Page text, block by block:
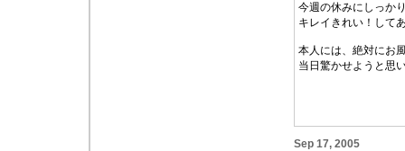
今週の休みにしっか
キレイきれい！して
本人には、絶対にお
当日驚かせようと思
Sep 17, 2005